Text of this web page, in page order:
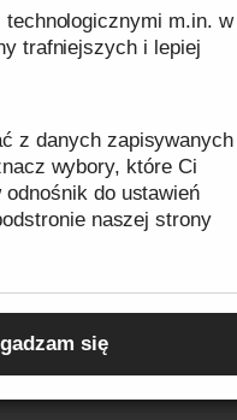
m.in. w
trafniejszych i lepiej
z danych zapisywanych
wybory, które Ci
do ustawień
naszej strony
przeczytasz wInformacji
. się
ich obecność
do
Monitoring
takich jak